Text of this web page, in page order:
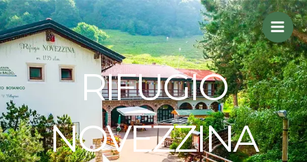
Vai
al
contenuto
RIFUGIO
NOVEZZINA